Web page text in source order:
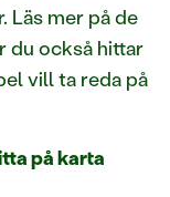
Läs mer på de
du också hittar
vill ta reda på
på karta